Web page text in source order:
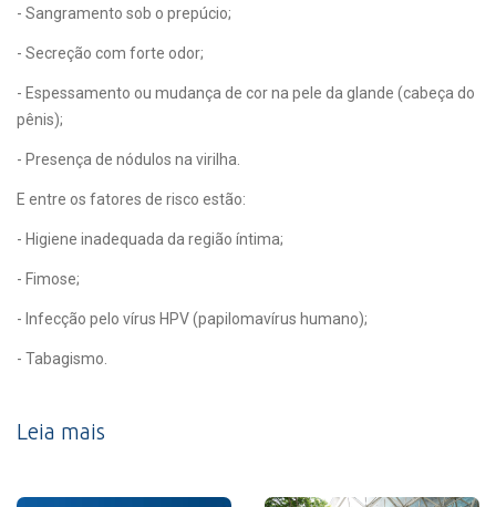
- Sangramento sob o prepúcio;
- Secreção com forte odor;
- Espessamento ou mudança de cor na pele da glande (cabeça do
pênis);
- Presença de nódulos na virilha.
E entre os fatores de risco estão:
- Higiene inadequada da região íntima;
- Fimose;
- Infecção pelo vírus HPV (papilomavírus humano);
- Tabagismo.
Leia mais